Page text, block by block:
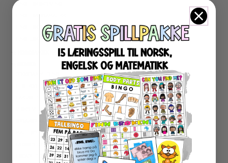
ENGELSK SKRIVING
ENGELSK GRAMATIKK
ENGELSK ORD- OG BEGREPER
ENGELSK MUNTLIG
★ NORDSAMISK MATERIELL
LESEKORT FAKTA
FAKTASERIE LESING
VI SKRIVER
SPRÅKSPIRALEN
MATTESPIRALEN
LA OSS REGNE ØVEBØKER
ESCAPE ROOM